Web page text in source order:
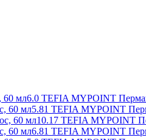
6.0 TEFIA MYPOINT
5.81 TEFIA MYPOINT
10.17 TEFIA MYPOINT
6.81 TEFIA MYPOINT